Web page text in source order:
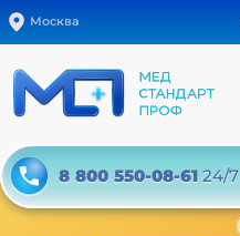
Москва
8 800 550-08-61 24/7